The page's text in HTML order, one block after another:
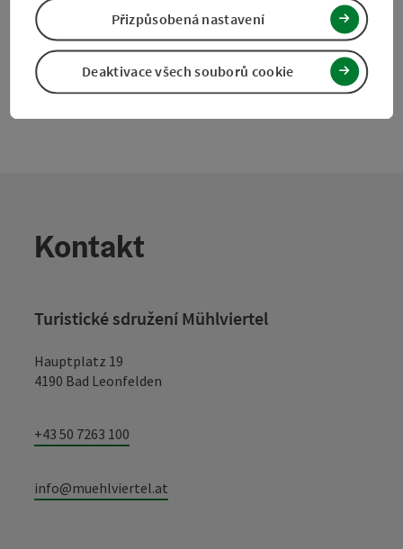
powered by TOURDATA Navrhnout změnu
Kontakt
Turistické sdružení Mühlviertel
Hauptplatz 19
4190 Bad Leonfelden
+43 50 7263 100
info@muehlviertel.at
Deaktivace všech souborů cookie
Přizpůsobená nastavení